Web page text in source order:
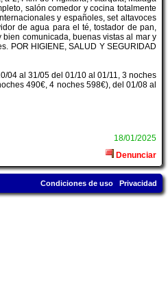
salón comedor y cocina totalmente
y españoles, set altavoces
de agua para el té, tostador de pan,
comunicada, buenas vistas al mar y
POR HIGIENE, SALUD Y SEGURIDAD
04 al 31/05 del 01/10 al 01/11, 3 noches
490€, 4 noches 598€), del 01/08 al
18/01/2025
Denunciar
Condiciones de uso Privacidad